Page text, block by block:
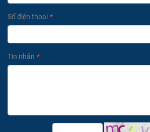
Số điện thoại
Tin nhắn